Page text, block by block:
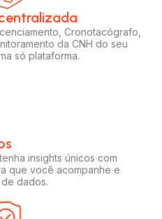
Cronotacógrafo,
da CNH do seu
só plataforma.
insights únicos com
que você acompanhe e
dados.